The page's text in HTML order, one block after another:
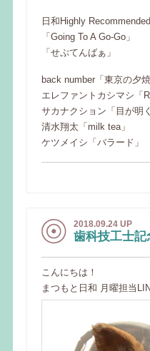
日和Highly
「Going To A Go-Go」
「せぷてんばぁ」
back number「東京の夕焼
エレファントカシマシ「
サカナクション「目が明
清水翔太「milk tea」
ケツメイシ「バラード」
2018.09.24 UP
歯科技工士記
こんにちは！
まつもと日和 月曜担当